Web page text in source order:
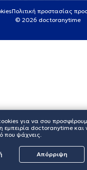
Πολιτική προστασίας
© 2026 doctoranytime
για να σου
εμπειρία doctoranytime και
που ψάχνεις.
Απόρριψη